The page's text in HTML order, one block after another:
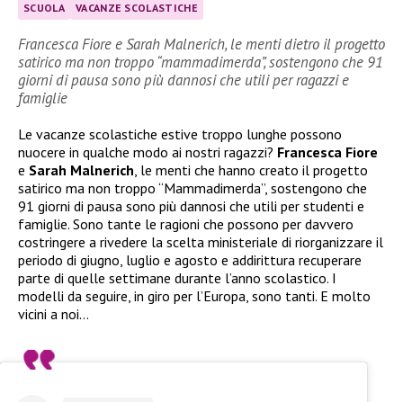
SCUOLA VACANZE SCOLASTICHE
Francesca Fiore e Sarah Malnerich, le menti dietro il progetto
satirico ma non troppo “mammadimerda”, sostengono che 91
giorni di pausa sono più dannosi che utili per ragazzi e
famiglie
Le vacanze scolastiche estive troppo lunghe possono
nuocere in qualche modo ai nostri ragazzi? Francesca Fiore
e Sarah Malnerich , le menti che hanno creato il progetto
satirico ma non troppo “Mammadimerda”, sostengono che
91 giorni di pausa sono più dannosi che utili per studenti e
famiglie. Sono tante le ragioni che possono per davvero
costringere a rivedere la scelta ministeriale di riorganizzare il
periodo di giugno, luglio e agosto e addirittura recuperare
parte di quelle settimane durante l’anno scolastico. I
modelli da seguire, in giro per l’Europa, sono tanti. E molto
vicini a noi…